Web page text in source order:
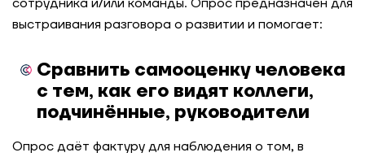
сотрудника и/или команды. Опрос предназначен для
выстраивания разговора о развитии и помогает:
Сравнить самооценку человека
с тем, как его видят коллеги,
подчинённые, руководители
Опрос даёт фактуру для наблюдения о том, в